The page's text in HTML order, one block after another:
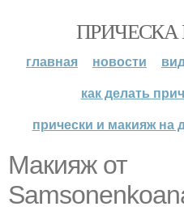
главная новости
как делать
прически и макияж на
Макияж от